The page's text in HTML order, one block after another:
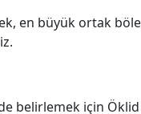
en büyük ortak
belirlemek için